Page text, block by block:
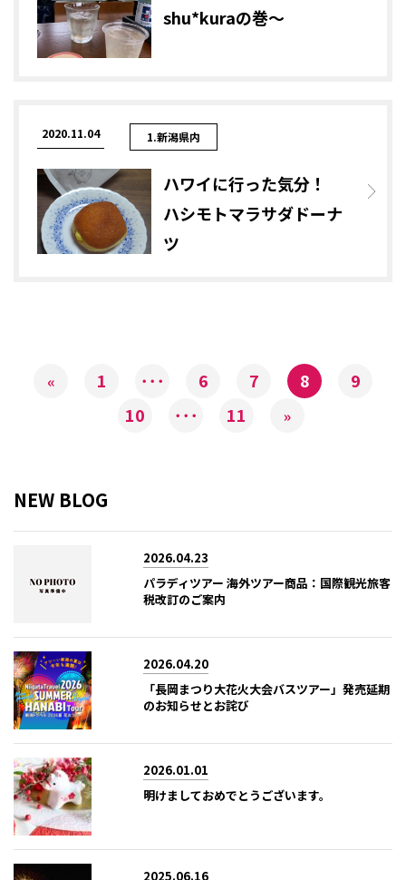
shu*kuraの巻～
2020.11.04 1.新潟県内
ハワイに行った気分！
ハシモトマラサダドーナ
ツ
« 1 ･･･ 6 7 8
9
10
･･･ 11 »
NEW BLOG
2026.04.23
パラディツアー 海外ツアー商品：国際観光旅客
税改訂のご案内
2026.04.20
「長岡まつり大花火大会バスツアー」発売延期
のお知らせとお詫び
2026.01.01
明けましておめでとうございます。
2025.06.16